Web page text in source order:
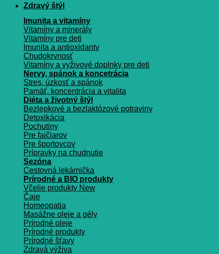
Zdravý štýl
Imunita a vitamíny
Vitamíny a minerály
Vitamíny pre deti
Imunita a antioxidanty
Chudokrvnosť
Vitamíny a vyživové doplnky pre deti
Nervy, spánok a koncetrácia
Stres, úzkosť a spánok
Pamäť, koncentrácia a vitalita
Diéta a životný štýl
Bezlepkové a bezlaktózové potraviny
Detoxikácia
Pochutiny
Pre fajčiarov
Pre športovcov
Prípravky na chudnutie
Sezóna
Cestovná lekárnička
Prírodné a BIO produkty
Včelie produkty
Čaje
Homeopatia
Masážne oleje a gély
Prírodné oleje
Prírodné produkty
Prírodné šťavy
Zdravá výživa